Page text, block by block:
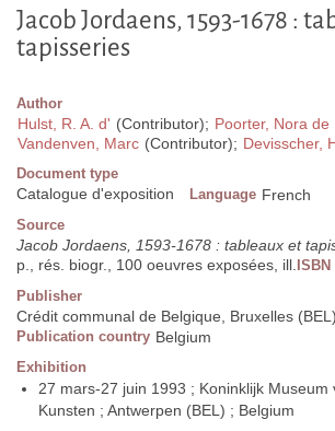
Jacob Jordaens, 1593-1678 :
tapisseries
Author
Hulst, R. A. d' (Contributor); Poorter, Nora de
Vandenven, Marc (Contributor); Devisscher,
Document type
Catalogue d'exposition Language French
Source
Jacob Jordaens, 1593-1678 : tableaux et
p., rés. biogr., 100 oeuvres exposées, ill. ISBN
Publisher
Crédit communal de Belgique, Bruxelles (BEL)
Publication country Belgium
Exhibition
27 mars-27 juin 1993 ; Koninklijk Museum
Kunsten ; Antwerpen (BEL) ; Belgium